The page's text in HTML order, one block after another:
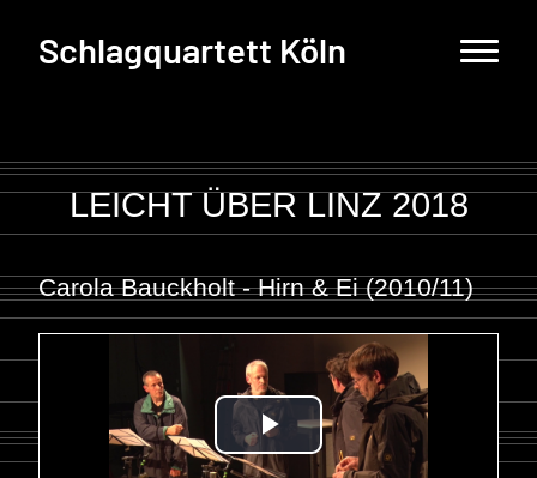
Schlagquartett Köln
LEICHT ÜBER LINZ 2018
Carola Bauckholt - Hirn & Ei (2010/11)